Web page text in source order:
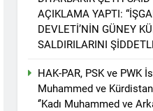
etti
AÇIKLAMA YAPTI:
DEVLETİ’NİN GÜNEY
SALDIRILARINI
HAK-PAR, PSK ve PWK
Muhammed ve
‘’Kadı Muhammed ve